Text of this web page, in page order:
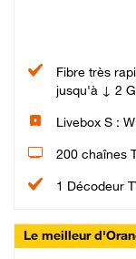
Fibre très
jusqu'à ↓ 2
Livebox S :
200 chaînes
1 Décodeur
Le meilleur